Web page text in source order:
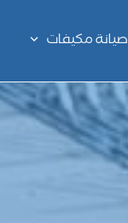
صيانة مكيفات